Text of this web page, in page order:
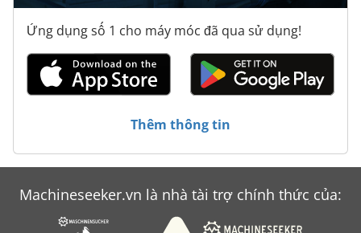
Ứng dụng số 1 cho máy móc đã qua sử dụng!
Thêm thông tin
Machineseeker.vn là nhà tài trợ chính thức của: